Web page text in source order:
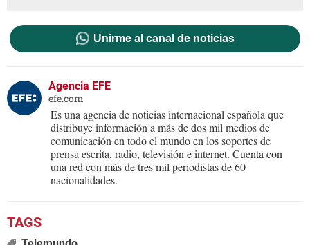
Unirme al canal de noticias
Agencia EFE
efe.com
Es una agencia de noticias internacional española que
distribuye información a más de dos mil medios de
comunicación en todo el mundo en los soportes de
prensa escrita, radio, televisión e internet. Cuenta con
una red con más de tres mil periodistas de 60
nacionalidades.